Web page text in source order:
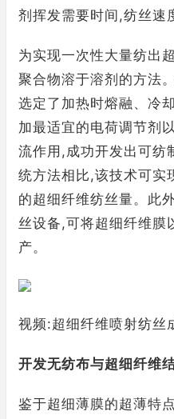
剂挥发需要时间,纺丝速
为实现一次性大量纺出
聚合物溶于溶剂的方法
选定了加热时熔融、冷
加最适宜的电荷调节剂
流作用,成功开发出可纺
统方法相比,该技术可实
的超细纤维纺丝量。此
丝设备,可将超细纤维膜
产。
视频:超细纤维喷射纺丝
开发无纺布与超细纤维
鉴于超细薄膜的超薄特